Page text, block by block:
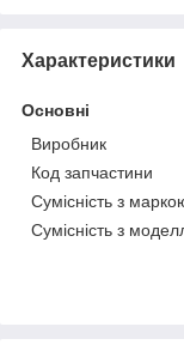
Характеристики
Основні
Виробник
Код запчастини
Сумісність з
Сумісність з